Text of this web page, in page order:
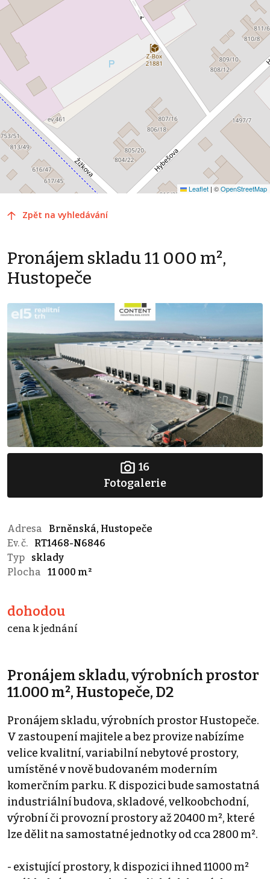
Leaflet | ©OpenStreetMap
Zpět na vyhledávání
Pronájem skladu 11 000 m²,
Hustopeče
16
Fotogalerie
Adresa
Brněnská, Hustopeče
Ev. č.
RT1468-N6846
Typ
sklady
Plocha
11 000 m²
dohodou
cena k jednání
Pronájem skladu, výrobních prostor
11.000 m², Hustopeče, D2
Pronájem skladu, výrobních prostor Hustopeče.
V zastoupení majitele a bez provize nabízíme
velice kvalitní, variabilní nebytové prostory,
umístěné v nově budovaném moderním
komerčním parku. K dispozici bude samostatná
industriální budova, skladové, velkoobchodní,
výrobní či provozní prostory až 20400 m², které
lze dělit na samostatné jednotky od cca 2800 m².
- existující prostory, k dispozici ihned 11000 m²